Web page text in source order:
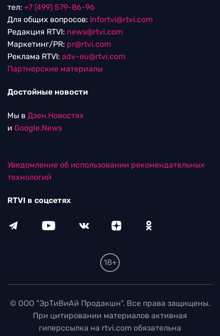
тел: +7 (499) 579-86-96
Для общих вопросов: Infortvi@rtvi.com
Редакция RTVI: news@rtvi.com
Маркетинг/PR: pr@rtvi.com
Реклама RTVI: adv-eu@rtvi.com
Партнерские материалы
Достойные новости
Мы в Дзен.Новостях
и Google.News
Уведомление об использовании рекомендательных
технологий
RTVI в соцсетях
18+
© ООО "ЭрТиВиАй Продакшн". Все права защищены.
При цитировании материалов активная
гиперссылка на rtvi.com обязательна